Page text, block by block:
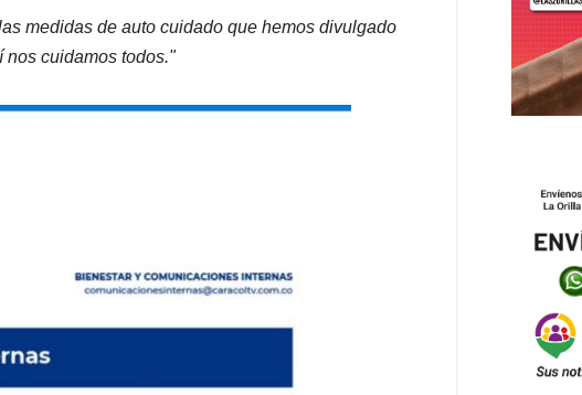
medidas de auto cuidado que hemos divulgado
nos cuidamos todos."